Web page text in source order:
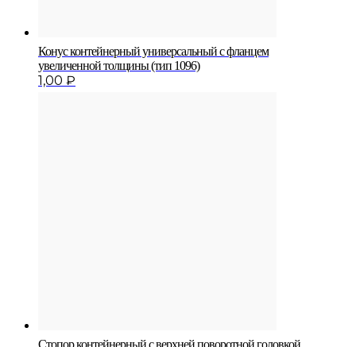
Конус контейнерный уни­версальный с фланцем
увеличенной толщины (тип 1096)
1,00 ₽